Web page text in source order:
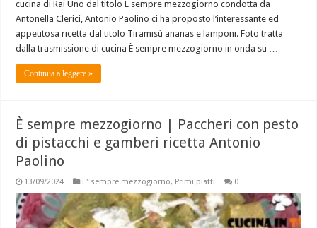
cucina di Rai Uno dal titolo È sempre mezzogiorno condotta da
Antonella Clerici, Antonio Paolino ci ha proposto l’interessante ed
appetitosa ricetta dal titolo Tiramisù ananas e lamponi. Foto tratta
dalla trasmissione di cucina È sempre mezzogiorno in onda su …
Continua a leggere »
È sempre mezzogiorno | Paccheri con pesto
di pistacchi e gamberi ricetta Antonio
Paolino
13/09/2024 E' sempre mezzogiorno, Primi piatti 0